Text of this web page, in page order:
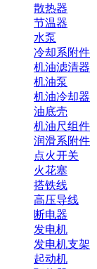
散热器
节温器
水泵
冷却系附件
机油滤清器
机油泵
机油冷却器
油底壳
机油尺组件
润滑系附件
点火开关
火花塞
搭铁线
高压导线
断电器
发电机
发电机支架
起动机